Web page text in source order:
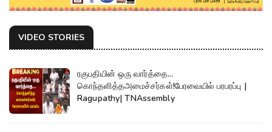
VIDEO STORIES
ரகுபதியின் ஒரு வார்த்தை...
கொந்தளித்தஅமைச்சர்கள்!பேரவையில் பரபரப்பு |
Ragupathy| TNAssembly